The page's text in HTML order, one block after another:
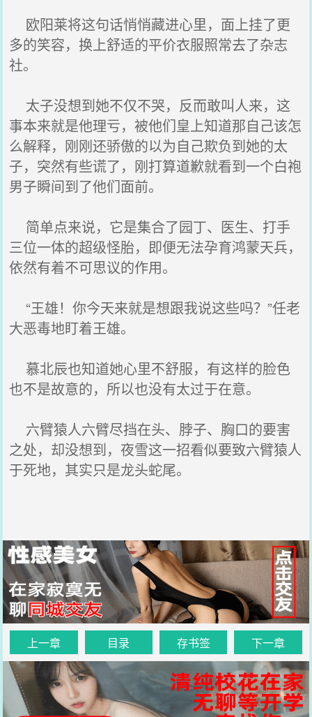
欧阳莱将这句话悄悄藏进心里，面上挂了更
多的笑容，换上舒适的平价衣服照常去了杂志
社。
太子没想到她不仅不哭，反而敢叫人来，这
事本来就是他理亏，被他们皇上知道那自己该怎
么解释，刚刚还骄傲的以为自己欺负到她的太
子，突然有些谎了，刚打算道歉就看到一个白袍
男子瞬间到了他们面前。
简单点来说，它是集合了园丁、医生、打手
三位一体的超级怪胎，即便无法孕育鸿蒙天兵，
依然有着不可思议的作用。
“王雄！你今天来就是想跟我说这些吗？”任老
大恶毒地盯着王雄。
慕北辰也知道她心里不舒服，有这样的脸色
也不是故意的，所以也没有太过于在意。
六臂猿人六臂尽挡在头、脖子、胸口的要害
之处，却没想到，夜雪这一招看似要致六臂猿人
于死地，其实只是龙头蛇尾。
上一章 目录 存书签 下一章